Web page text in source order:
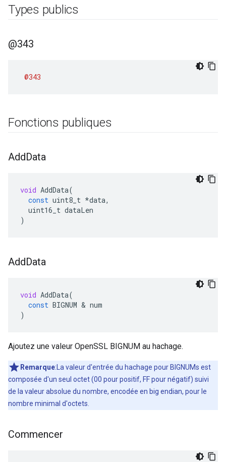
Types publics
@343
@343
Fonctions publiques
AddData
void AddData(
const uint8_t *data,
uint16_t dataLen
)
AddData
void AddData(
const BIGNUM & num
)
Ajoutez une valeur OpenSSL BIGNUM au hachage.
Remarque:La valeur d'entrée du hachage pour BIGNUMs est
composée d'un seul octet (00 pour positif, FF pour négatif) suivi
de la valeur absolue du nombre, encodée en big endian, pour le
nombre minimal d'octets.
Commencer